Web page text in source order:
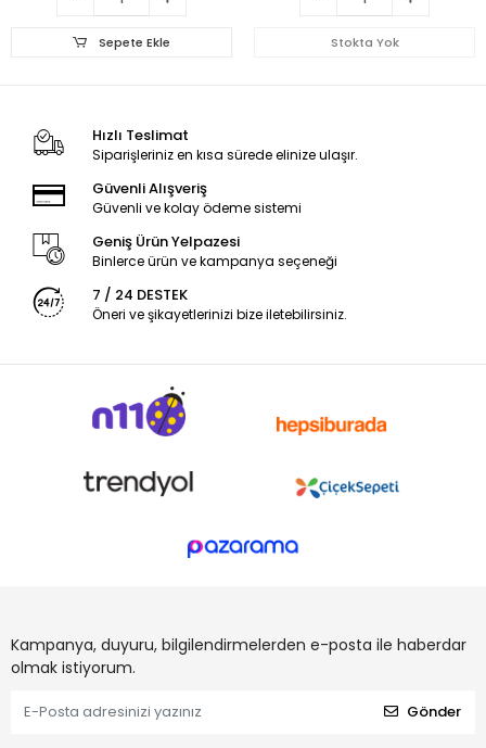
Sepete Ekle Stokta Yok
Hızlı Teslimat
Siparişleriniz en kısa sürede elinize ulaşır.
Güvenli Alışveriş
Güvenli ve kolay ödeme sistemi
Geniş Ürün Yelpazesi
Binlerce ürün ve kampanya seçeneği
7 / 24 DESTEK
Öneri ve şikayetlerinizi bize iletebilirsiniz.
Kampanya, duyuru, bilgilendirmelerden e-posta ile haberdar
olmak istiyorum.
Gönder